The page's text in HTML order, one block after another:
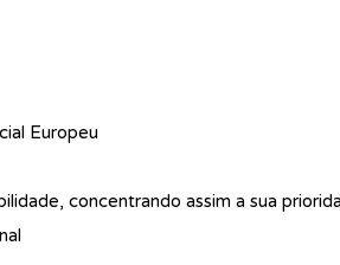
Europeu
concentrando assim a sua